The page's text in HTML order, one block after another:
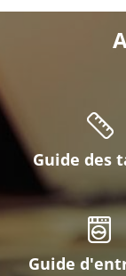
Guide des
Guide